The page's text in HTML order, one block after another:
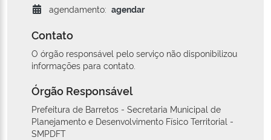
agendamento: agendar
Contato
O órgão responsável pelo serviço não disponibilizou
informações para contato.
Órgão Responsável
Prefeitura de Barretos - Secretaria Municipal de
Planejamento e Desenvolvimento Físico Territorial -
SMPDFT